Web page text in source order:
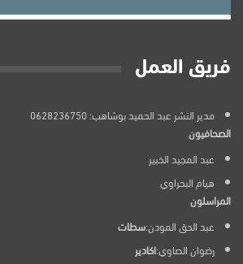
فريق العمل
مدير النشر عبد الحميد بوشاهب: 0628236750
الصحافيون
عبد المجيد الخبير
هيام البحراوي
المراسلون
عبد الحق المودن:سطات
رضوان الصاوي:اكادير